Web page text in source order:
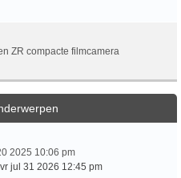
ZR compacte filmcamera
2025 10:06 pm
vr jul 31 2026 12:45 pm